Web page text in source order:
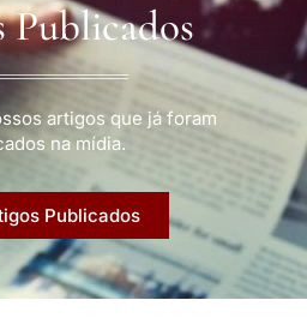
artigos que já foram
na mídia.
Publicados